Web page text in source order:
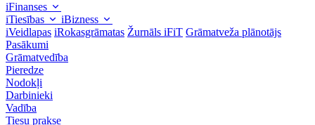
iFinanses
iTiesības
iBizness
iVeidlapas iRokasgrāmatas Žurnāls iFiT Grāmatveža plānotājs
Pasākumi
Grāmatvedība
Pieredze
Nodokļi
Darbinieki
Vadība
Tiesu prakse